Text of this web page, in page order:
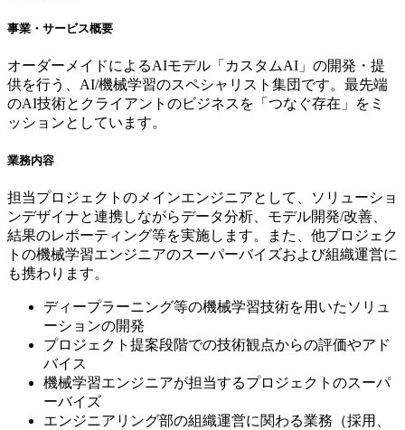
事業・サービス概要
オーダーメイドによるAIモデル「カスタムAI」の開発・提
供を行う、AI/機械学習のスペシャリスト集団です。最先端
のAI技術とクライアントのビジネスを「つなぐ存在」をミ
ッションとしています。
業務内容
担当プロジェクトのメインエンジニアとして、ソリューショ
ンデザイナと連携しながらデータ分析、モデル開発/改善、
結果のレポーティング等を実施します。また、他プロジェク
トの機械学習エンジニアのスーパーバイズおよび組織運営に
も携わります。
ディープラーニング等の機械学習技術を用いたソリュ
ーションの開発
プロジェクト提案段階での技術観点からの評価やアド
バイス
機械学習エンジニアが担当するプロジェクトのスーパ
ーバイズ
エンジニアリング部の組織運営に関わる業務（採用、